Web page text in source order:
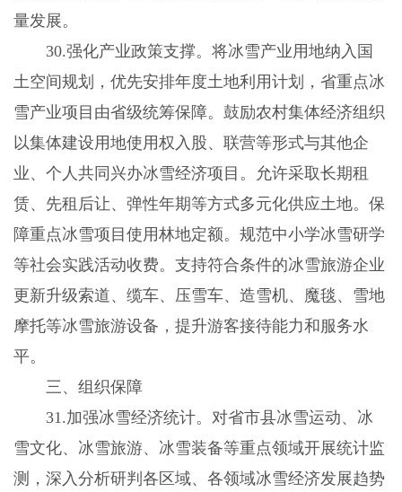
量发展。
30.强化产业政策支撑。将冰雪产业用地纳入国
土空间规划，优先安排年度土地利用计划，省重点冰
雪产业项目由省级统筹保障。鼓励农村集体经济组织
以集体建设用地使用权入股、联营等形式与其他企
业、个人共同兴办冰雪经济项目。允许采取长期租
赁、先租后让、弹性年期等方式多元化供应土地。保
障重点冰雪项目使用林地定额。规范中小学冰雪研学
等社会实践活动收费。支持符合条件的冰雪旅游企业
更新升级索道、缆车、压雪车、造雪机、魔毯、雪地
摩托等冰雪旅游设备，提升游客接待能力和服务水
平。
三、组织保障
31.加强冰雪经济统计。对省市县冰雪运动、冰
雪文化、冰雪旅游、冰雪装备等重点领域开展统计监
测，深入分析研判各区域、各领域冰雪经济发展趋势